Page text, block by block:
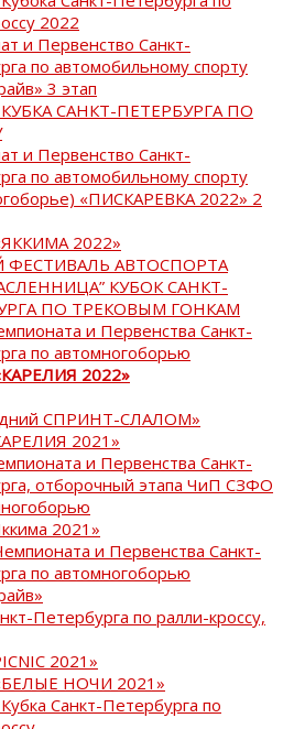
2022
и Первенство Санкт-
по автомобильному спорту
3 этап
КУБКА САНКТ-ПЕТЕРБУРГА ПО
и Первенство Санкт-
по автомобильному спорту
«ПИСКАРЕВКА 2022» 2
2022»
АВТОСПОРТА
КУБОК САНКТ-
ПО ТРЕКОВЫМ ГОНКАМ
и Первенства Санкт-
по автомногоборью
2022»
СПРИНТ-СЛАЛОМ»
2021»
и Первенства Санкт-
отборочный этапа ЧиП СЗФО
2021»
и Первенства Санкт-
по автомногоборью
Петербурга по ралли-кроссу,
2021»
НОЧИ 2021»
Санкт-Петербурга по